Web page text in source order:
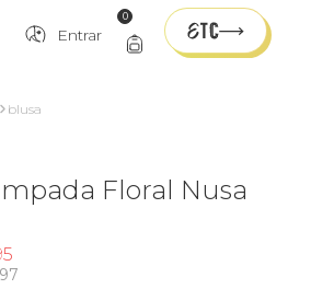
Entrar
0
blusa
Floral Nusa